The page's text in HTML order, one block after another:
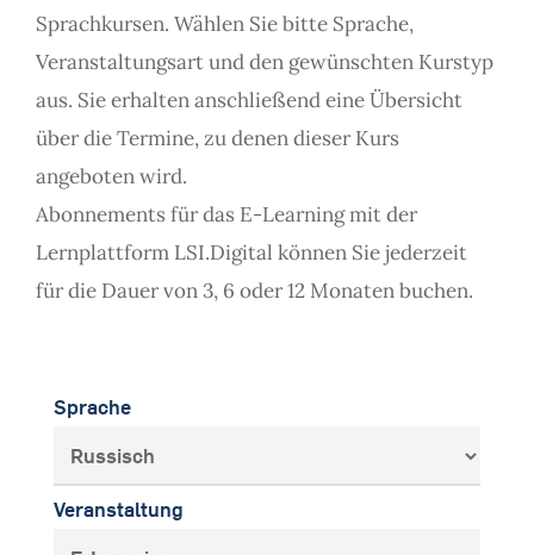
Sprachkursen. Wählen Sie bitte Sprache,
Veranstaltungsart und den gewünschten Kurstyp
aus. Sie erhalten anschließend eine Übersicht
über die Termine, zu denen dieser Kurs
angeboten wird.
Abonnements für das E-Learning mit der
Lernplattform LSI.Digital können Sie jederzeit
für die Dauer von 3, 6 oder 12 Monaten buchen.
Sprache
Veranstaltung